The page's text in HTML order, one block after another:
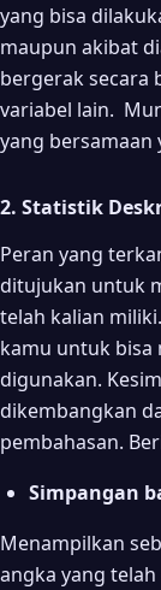
yang bisa
maupun akibat
bergerak secara
variabel lain.
yang bersamaan
2. Statistik
Peran yang
ditujukan untuk
telah kalian
kamu untuk bisa
digunakan.
dikembangkan
pembahasan.
Simpangan
Menampilkan
angka yang